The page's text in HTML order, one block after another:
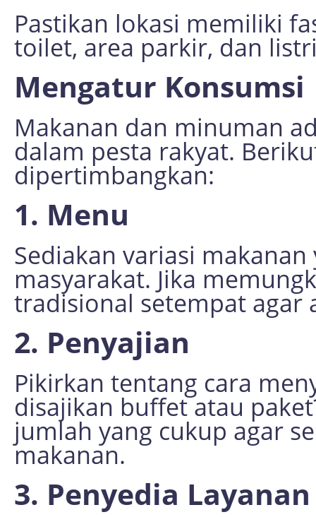
Pastikan lokasi memiliki
toilet, area parkir, dan
Mengatur Konsumsi
Makanan dan minuman
dalam pesta rakyat.
dipertimbangkan:
1. Menu
Sediakan variasi
masyarakat. Jika
tradisional setempat agar
2. Penyajian
Pikirkan tentang cara
disajikan buffet atau
jumlah yang cukup agar
makanan.
3. Penyedia